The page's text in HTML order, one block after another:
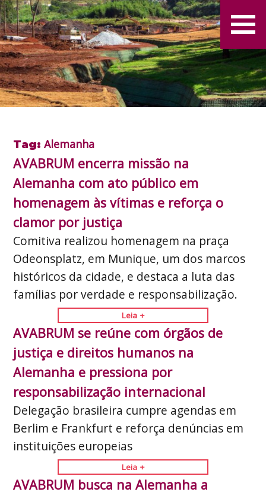
Tag:Alemanha
AVABRUM encerra missão na
Alemanha com ato público em
homenagem às vítimas e reforça o
clamor por justiça
Comitiva realizou homenagem na praça
Odeonsplatz, em Munique, um dos marcos
históricos da cidade, e destaca a luta das
famílias por verdade e responsabilização.
Leia +
AVABRUM se reúne com órgãos de
justiça e direitos humanos na
Alemanha e pressiona por
responsabilização internacional
Delegação brasileira cumpre agendas em
Berlim e Frankfurt e reforça denúncias em
instituições europeias
Leia +
AVABRUM busca na Alemanha a